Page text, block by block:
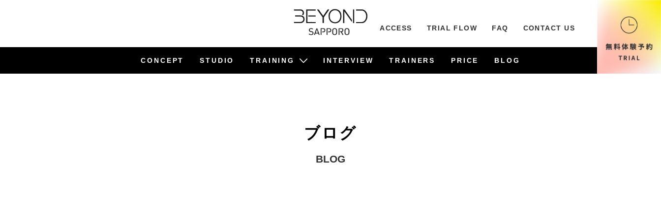
ACCESS TRIAL FLOW FAQ CONTACT US
CONCEPT STUDIO TRAINING INTERVIEW TRAINERS PRICE BLOG
ブログ
BLOG